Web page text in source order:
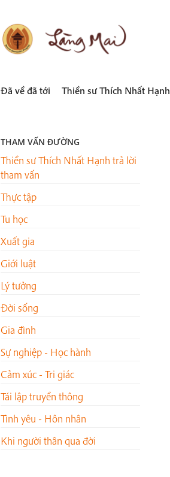
LÀNG MAI
Đã về đã tới Thiền sư Thích Nhất Hạnh
THAM VẤN ĐƯỜNG
Thiền sư Thích Nhất Hạnh trả lời
tham vấn
Thực tập
Tu học
Xuất gia
Giới luật
Lý tưởng
Đời sống
Gia đình
Sự nghiệp - Học hành
Cảm xúc - Tri giác
Tái lập truyền thông
Tình yêu - Hôn nhân
Khi người thân qua đời